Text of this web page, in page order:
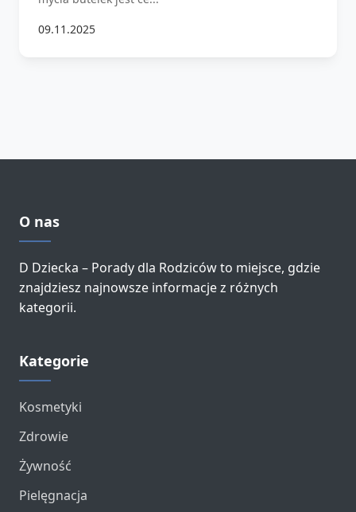
09.11.2025
O nas
D Dziecka – Porady dla Rodziców to miejsce, gdzie
znajdziesz najnowsze informacje z różnych
kategorii.
Kategorie
Kosmetyki
Zdrowie
Żywność
Pielęgnacja